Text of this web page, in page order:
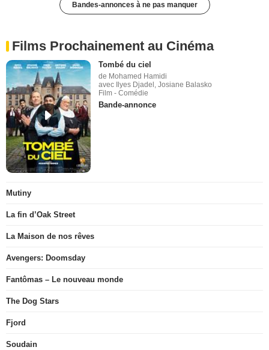
Bandes-annonces à ne pas manquer
Films Prochainement au Cinéma
Tombé du ciel
de Mohamed Hamidi
avec Ilyes Djadel, Josiane Balasko
Film - Comédie
Bande-annonce
Mutiny
La fin d’Oak Street
La Maison de nos rêves
Avengers: Doomsday
Fantômas – Le nouveau monde
The Dog Stars
Fjord
Soudain